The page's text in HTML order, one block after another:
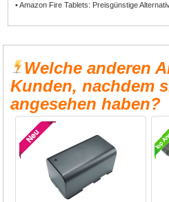
• Amazon Fire Tablets: Preisgünstige
Welche anderen
Kunden, nachdem
angesehen haben?